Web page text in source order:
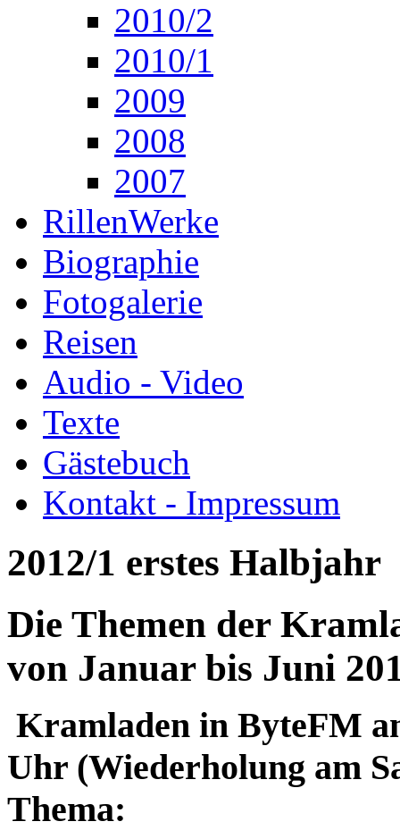
2010/2
2010/1
2009
2008
2007
RillenWerke
Biographie
Fotogalerie
Reisen
Audio - Video
Texte
Gästebuch
Kontakt - Impressum
2012/1 erstes Halbjahr
Die Themen der
von Januar bis Juni
Kramladen in ByteFM
Uhr (Wiederholung am
Thema: